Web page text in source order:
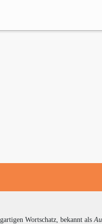
Wortschatz, bekannt als